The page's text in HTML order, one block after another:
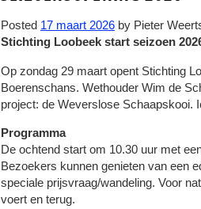
Posted 17 maart 2026 by Pieter
Stichting Loobeek start seizoen
Op zondag 29 maart opent Stichting
Boerenschans. Wethouder Wim de
project: de Weverslose Schaapskooi.
Programma
De ochtend start om 10.30 uur met
Bezoekers kunnen genieten van een
speciale prijsvraag/wandeling. Voor
voert en terug.